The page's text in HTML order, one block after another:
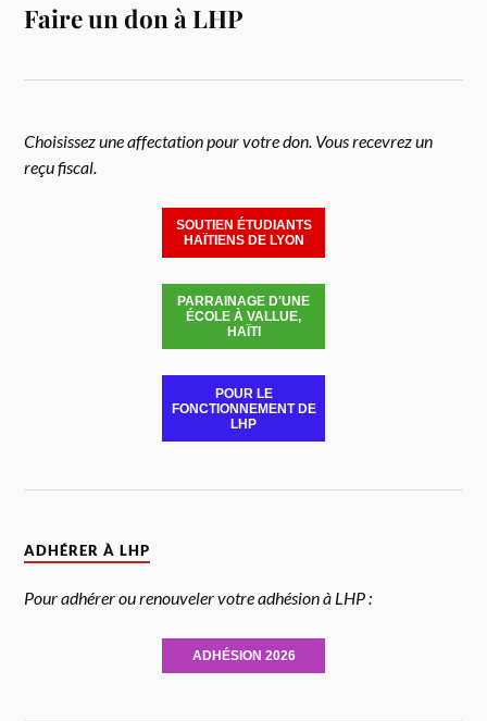
Faire un don à LHP
Choisissez une affectation pour votre don. Vous recevrez un
reçu fiscal.
SOUTIEN ÉTUDIANTS
HAÏTIENS DE LYON
PARRAINAGE D'UNE
ÉCOLE À VALLUE,
HAÏTI
POUR LE
FONCTIONNEMENT DE
LHP
ADHÉRER À LHP
Pour adhérer ou renouveler votre adhésion à LHP :
ADHÉSION 2026